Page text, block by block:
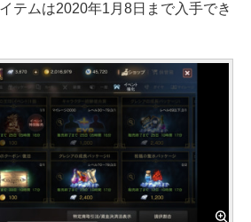
テムは2020年1月8日まで入手でき